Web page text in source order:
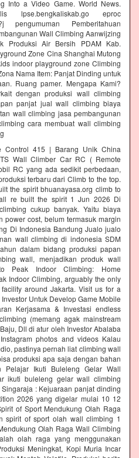
Into a Video Game. World News.
lpse.bengkaliskab.go eproc
pengumuman Pemberitahuan
Wall Climbing Aanwijzing
Produksi Air Bersih PDAM Kab.
Zone Cina Shanghai Mutong
indoor playground zone Climbing
Nama Item: Panjat Dinding untuk
Ruang pamer. Mengapa Kami?
dengan produksi wall climbing
panjat jual wall climbing biaya
wall climbing jasa pembangunan
cara membuat wall climbing
Control 415 | Barang Unik China
Wall Climber Car RC ( Remote
RC yang ada sedikit perbedaan,
terbaru dari Climb to the top.
the spirit bhuanayasa.org climb to
re built the spirit 1 Jun 2026 Di
cukup banyak. Yaitu biaya
power cost, belum termasuk margin
Di Indonesia Bandung Jualo jualo
wall climbing di indonesia SDM
dalam bidang produksi papan
wall, menjadikan produk wall
Peak Indoor Climbing: Home
Indoor Climbing, arguably the only
around Jakarta. Visit us for a
Untuk Develop Game Mobile
Kerjasama & Investasi endless
(memang agak mainstream
Dll di atur oleh Investor Abalaba
photos and videos Kalau
pastinya pernah liat climbing wall
produksi apa saja dengan bahan
Pelajar Ikuti Buleleng Gelar Wall
ikuti buleleng gelar wall climbing
: Kejuaraan panjat dinding
2026 yang digelar mulai 10 12
of Sport Mendukung Olah Raga
spirit of sport olah wall climbing 1
Olah Raga Wall Climbing
olah raga yang menggunakan
Meningkat, Kopi Muria Incar